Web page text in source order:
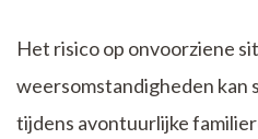
Het risico op onvoorziene
weersomstandigheden kan
tijdens avontuurlijke